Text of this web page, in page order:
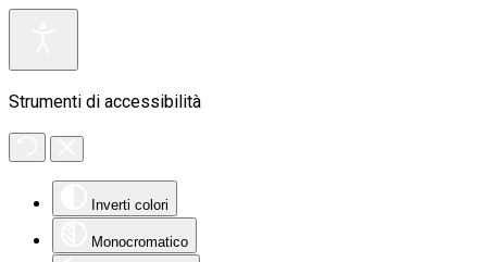
Strumenti di accessibilità
Inverti colori
Monocromatico